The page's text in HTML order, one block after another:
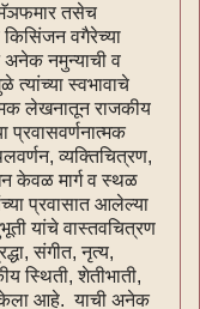
तसेच
किसिंजन वगैरेच्या
अनेक नमुन्याची व
त्यांच्या स्वभावाचे
लेखनातून राजकीय
व्यक्तिचित्रण,
केवळ मार्ग व स्थळ
प्रवासात आलेल्या
यांचे वास्तवचित्रण
संगीत, नृत्य,
स्थिती, शेतीभाती,
केला आहे. याची अनेक